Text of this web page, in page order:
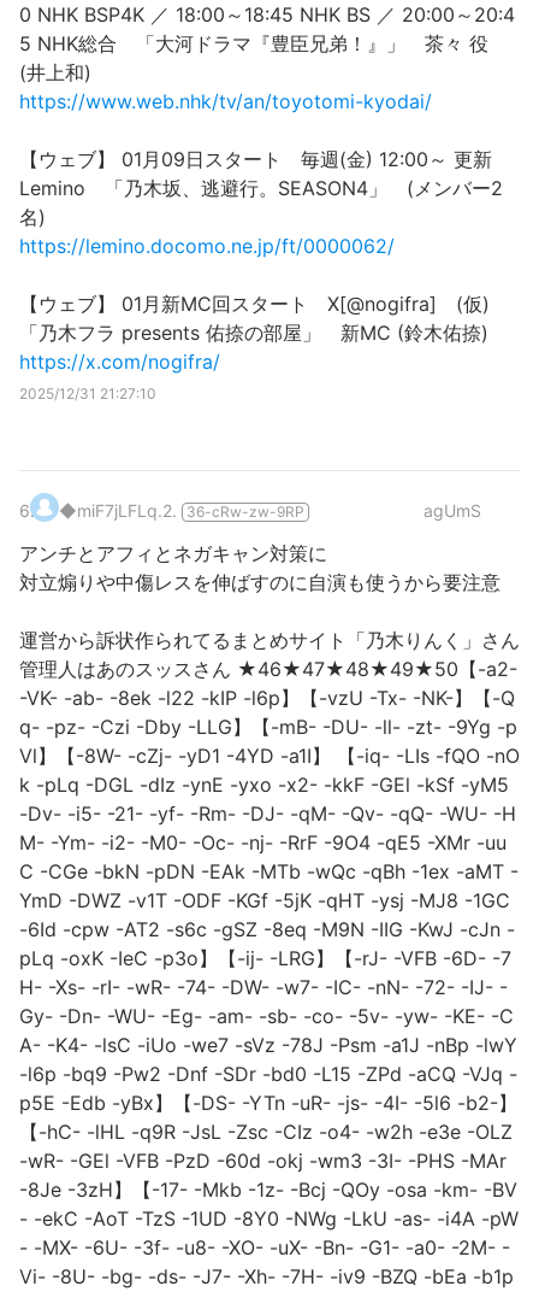
0 NHK BSP4K ／ 18:00～18:45 NHK BS ／ 20:00～20:4
5 NHK総合 「大河ドラマ『豊臣兄弟！』」 茶々 役
(井上和)
https://www.web.nhk/tv/an/toyotomi-kyodai/
【ウェブ】 01月09日スタート 毎週(金) 12:00～ 更新
Lemino 「乃木坂、逃避行。SEASON4」 (メンバー2
名)
https://lemino.docomo.ne.jp/ft/0000062/
【ウェブ】 01月新MC回スタート X[@nogifra] (仮)
「乃木フラ presents 佑捺の部屋」 新MC (鈴木佑捺)
https://x.com/nogifra/
2025/12/31 21:27:10
6. ◆miF7jLFLq.2. 36-cRw-zw-9RP agUmS
アンチとアフィとネガキャン対策に
対立煽りや中傷レスを伸ばすのに自演も使うから要注意
運営から訴状作られてるまとめサイト「乃木りんく」さん
管理人はあのスッスさん ★46★47★48★49★50【-a2-
-VK- -ab- -8ek -l22 -kIP -l6p】【-vzU -Tx- -NK-】【-Q
q- -pz- -Czi -Dby -LLG】【-mB- -DU- -ll- -zt- -9Yg -p
Vl】【-8W- -cZj- -yD1 -4YD -a1I】 【-iq- -LIs -fQO -nO
k -pLq -DGL -dIz -ynE -yxo -x2- -kkF -GEl -kSf -yM5
-Dv- -i5- -21- -yf- -Rm- -DJ- -qM- -Qv- -qQ- -WU- -H
M- -Ym- -i2- -M0- -Oc- -nj- -RrF -9O4 -qE5 -XMr -uu
C -CGe -bkN -pDN -EAk -MTb -wQc -qBh -1ex -aMT -
YmD -DWZ -v1T -ODF -KGf -5jK -qHT -ysj -MJ8 -1GC
-6Id -cpw -AT2 -s6c -gSZ -8eq -M9N -IIG -KwJ -cJn -
pLq -oxK -IeC -p3o】【-ij- -LRG】【-rJ- -VFB -6D- -7
H- -Xs- -rI- -wR- -74- -DW- -w7- -IC- -nN- -72- -IJ- -
Gy- -Dn- -WU- -Eg- -am- -sb- -co- -5v- -yw- -KE- -C
A- -K4- -lsC -iUo -we7 -sVz -78J -Psm -a1J -nBp -lwY
-l6p -bq9 -Pw2 -Dnf -SDr -bd0 -L15 -ZPd -aCQ -VJq -
p5E -Edb -yBx】【-DS- -YTn -uR- -js- -4I- -5l6 -b2-】
【-hC- -lHL -q9R -JsL -Zsc -CIz -o4- -w2h -e3e -OLZ
-wR- -GEl -VFB -PzD -60d -okj -wm3 -3I- -PHS -MAr
-8Je -3zH】【-17- -Mkb -1z- -Bcj -QOy -osa -km- -BV
- -ekC -AoT -TzS -1UD -8Y0 -NWg -LkU -as- -i4A -pW
- -MX- -6U- -3f- -u8- -XO- -uX- -Bn- -G1- -a0- -2M- -
Vi- -8U- -bg- -ds- -J7- -Xh- -7H- -iv9 -BZQ -bEa -b1p